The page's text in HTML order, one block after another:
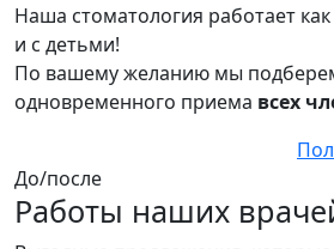
Наша стоматология работает
и с детьми!
По вашему желанию мы
одновременного приема всех
До/после
Работы наших